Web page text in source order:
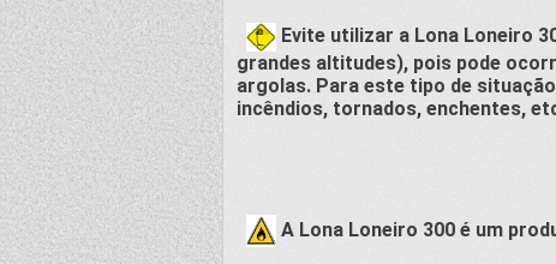
Evite utilizar a Lona Loneiro
grandes altitudes), pois pode
argolas. Para este tipo de
incêndios, tornados, enchentes,
A Lona Loneiro 300 é um